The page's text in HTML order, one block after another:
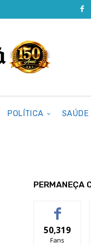
POLÍTICA SAÚDE
PERMANEÇA
50,319
Fans